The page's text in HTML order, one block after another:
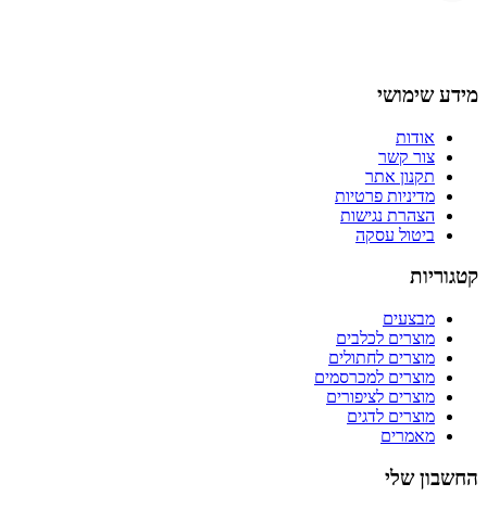
מידע שימושי
אודות
צור קשר
תקנון אתר
מדיניות פרטיות
הצהרת נגישות
ביטול עסקה
קטגוריות
מבצעים
מוצרים לכלבים
מוצרים לחתולים
מוצרים למכרסמים
מוצרים לציפורים
מוצרים לדגים
מאמרים
החשבון שלי